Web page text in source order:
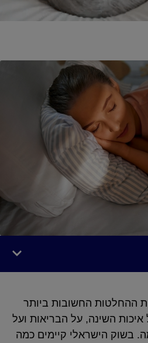
ההחלטות החשובות ביותר
השינה, על הבריאות ועל
בשוק הישראלי קיימים כמה